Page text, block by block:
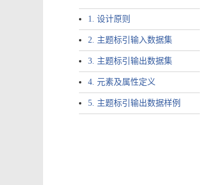
1. 设计原则
2. 主题标引输入数据集
3. 主题标引输出数据集
4. 元素及属性定义
5. 主题标引输出数据样例